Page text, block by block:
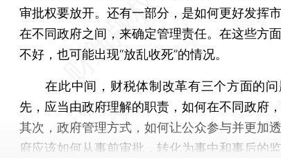
审批权要放开。还有一部分，是如何更好发挥
在不同政府之间，来确定管理责任。在这些方
不好，也可能出现“放乱收死”的情况。
在此中间，财税体制改革有三个方面的问
先，应当由政府理解的职责，如何在不同政府
其次，政府管理方式，如何让公众参与并更加
府应该如何从事前审批，转化为事中和事后的监